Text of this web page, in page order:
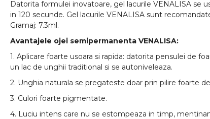
Datorita formulei inovatoare, gel lacurile VENALISA se
in 120 secunde. Gel lacurile VENALISA sunt
Gramaj: 7.3ml.
Avantajele ojei semipermanenta VENALISA:
1. Aplicare foarte usoara si rapida: datorita pensulei de
un lac de unghii traditional si se autoniveleaza.
2. Unghia naturala se pregateste doar prin pilire foarte
3. Culori foarte pigmentate.
4. Luciu intens care nu se estompeaza in timp,